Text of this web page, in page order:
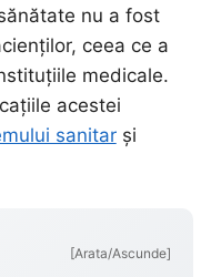
nu a fost
ceea ce a
medicale.
acestei
sanitarși
[Arata/Ascunde]